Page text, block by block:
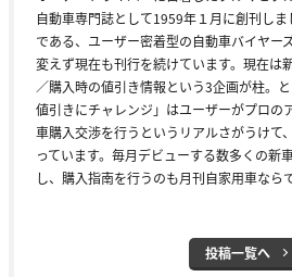
自動車専門誌として1959年１月に創刊し
である、ユーザー密着型の自動車バイヤー
変えず現在も刊行を続けています。現在は
／購入時の値引き情報という3企画が柱。
値引きにチャレンジ」はユーザーがプロの
車購入交渉を行うというリアルさがうけて
っています。毎月デビューする数多くの新
し、購入指南を行うのも月刊自家用車なら
投稿一覧へ